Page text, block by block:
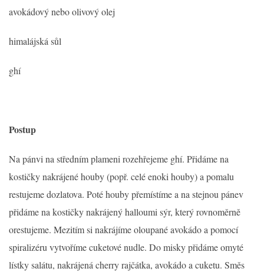
avokádový nebo olivový olej
himalájská sůl
ghí
Postup
Na pánvi na středním plameni rozehřejeme ghí. Přidáme na
kostičky nakrájené houby (popř. celé enoki houby) a pomalu
restujeme dozlatova. Poté houby přemístíme a na stejnou pánev
přidáme na kostičky nakrájený halloumi sýr, který rovnoměrně
orestujeme. Mezitím si nakrájíme oloupané avokádo a pomocí
spiralizéru vytvoříme cuketové nudle. Do misky přidáme omyté
lístky salátu, nakrájená cherry rajčátka, avokádo a cuketu. Směs